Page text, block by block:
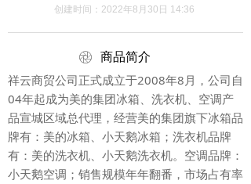
商品简介
创建时间： 2022年8月30日 14:36
祥云商贸公司正式成立于2008年8月，公司自
04年起成为美的集团冰箱、洗衣机、空调产
品宣城区域总代理，经营美的集团旗下冰箱品
牌有：美的冰箱、小天鹅冰箱；洗衣机品牌
有：美的洗衣机、小天鹅洗衣机。空调品牌：
小天鹅空调；销售规模年年翻番，市场占有率
ꁵ